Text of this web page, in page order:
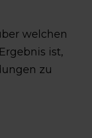
welchen
ist,
zu